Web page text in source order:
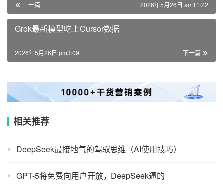
上一篇 2026年5月26日 am11:22
Grok最新模型吃上Cursor数据
下一篇
2026年5月26日 pm3:09
相关推荐
DeepSeek最接地气的驾驭思维（AI使用技巧）
GPT-5将免费向用户开放，DeepSeek逼的